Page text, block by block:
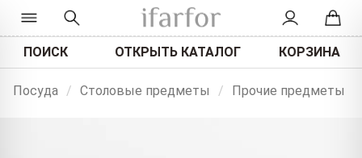
ПОИСК ОТКРЫТЬ КАТАЛОГ КОРЗИНА
Посуда / Столовые предметы / Прочие предметы